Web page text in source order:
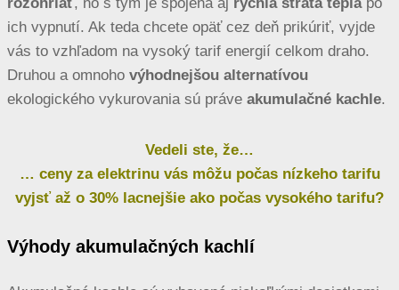
rozohriať, no s tým je spojená aj rýchla strata teplapo
ich vypnutí. Ak teda chcete opäť cez deň prikúriť, vyjde
vás to vzhľadom na vysoký tarif energií celkom draho.
Druhou a omnoho výhodnejšou alternatívou
ekologického vykurovania sú práve akumulačné kachle.
Vedeli ste, že…
… ceny za elektrinu vás môžu počas nízkeho tarifu
vyjsť až o 30% lacnejšie ako počas vysokého tarifu?
Výhody akumulačných kachlí